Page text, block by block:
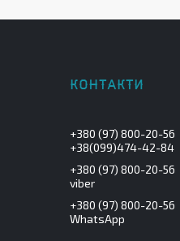
+380 (97) 800-20-56
+38(099)474-42-84
+380 (97) 800-20-56
viber
+380 (97) 800-20-56
WhatsApp